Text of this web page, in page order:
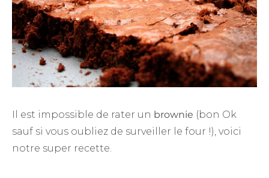
Il est impossible de rater un brownie (bon Ok
sauf si vous oubliez de surveiller le four !), voici
notre super recette.